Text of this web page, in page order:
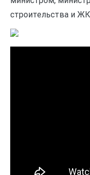
строительства и